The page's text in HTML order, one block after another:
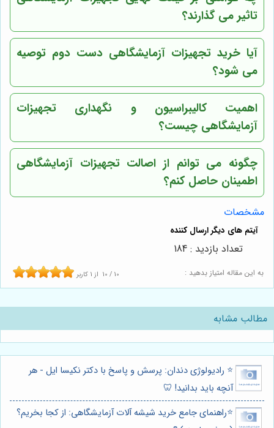
تاثیر می گذارند؟
آیا خرید تجهیزات آزمایشگاهی دست دوم توصیه
می شود؟
اهمیت کالیبراسیون و نگهداری تجهیزات
آزمایشگاهی چیست؟
چگونه می توانم از اصالت تجهیزات آزمایشگاهی
اطمینان حاصل کنم؟
مشخصات
به این مقاله امتیاز بدهید : 10 / 10 از 1 کاربر
تعداد بازدید : 184
مطالب مشابه
⭐️ رادیولوژی دندان: پرسش و پاسخ با دکتر نکیسا ایل - هر
آنچه باید بدانید! 🦷
⭐️راهنمای جامع خرید شیشه آلات آزمایشگاهی: از کجا بخریم؟